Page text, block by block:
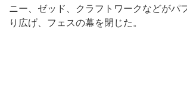
ニー、ゼッド、クラフトワークなどがパ
り広げ、フェスの幕を閉じた。